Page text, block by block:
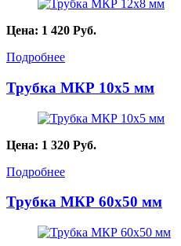
Цена: 1 420 Руб.
Подробнее
Трубка МКР 10х5 мм
Цена: 1 320 Руб.
Подробнее
Трубка МКР 60х50 мм